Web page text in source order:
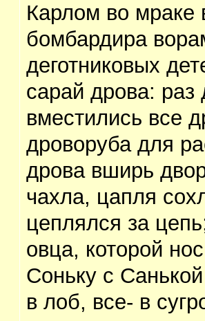
Карлом во мраке
бомбардира
деготниковых
сарай дрова:
вместились все
дроворуба для
дрова вширь
чахла, цапля
цеплялся за
овца, которой
Соньку с
в лоб, все- в